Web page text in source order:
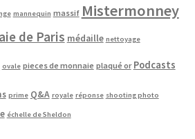
mannequin massif Mistermonney
de Paris médaille nettoyage
ovale pieces de monnaie plaqué or Podcasts
prime Q&A royale réponse shooting photo
échelle de Sheldon